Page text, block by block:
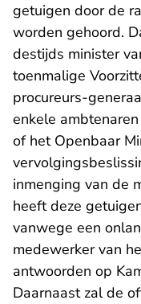
getuigen door de
worden gehoord.
destijds minister
toenmalige
procureurs-
enkele
of het Openbaar
inmenging van de
heeft deze
vanwege een
medewerker van
antwoorden op
Daarnaast zal de